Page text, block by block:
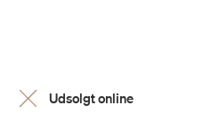
Udsolgt online